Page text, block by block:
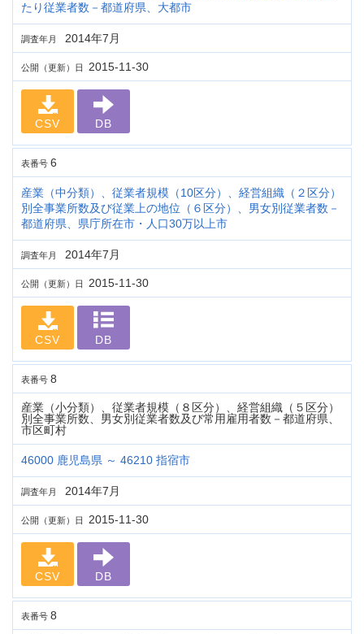
たり従業者数－都道府県、大都市
調査年月 2014年7月
公開（更新）日 2015-11-30
CSV DB
表番号 6
産業（中分類）、従業者規模（10区分）、経営組織（２区分）
別全事業所数及び従業上の地位（６区分）、男女別従業者数－
都道府県、県庁所在市・人口30万以上市
調査年月 2014年7月
公開（更新）日 2015-11-30
CSV DB
表番号 8
産業（小分類）、従業者規模（８区分）、経営組織（５区分）
別全事業所数、男女別従業者数及び常用雇用者数－都道府県、
市区町村
46000 鹿児島県 ～ 46210 指宿市
調査年月 2014年7月
公開（更新）日 2015-11-30
CSV DB
表番号 8